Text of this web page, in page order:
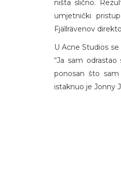
ništa slično.
umjetnički
Fjällrävenov
U Acne Studios
“Ja sam
ponosan što
istaknuo je Jonny